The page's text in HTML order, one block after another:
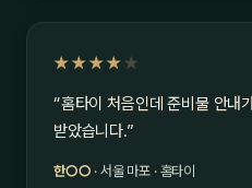
★★★★ ★
“홈타이 처음인데 준비물 안내
받았습니다.”
한○○ · 서울 마포 · 홈타이